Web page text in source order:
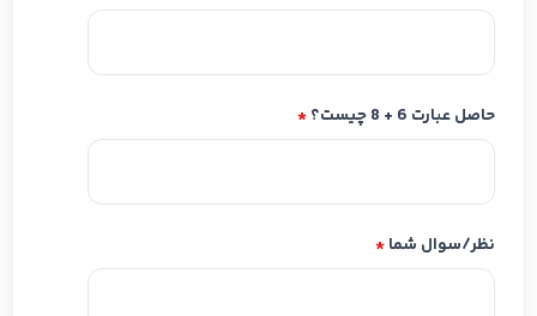
حاصل عبارت 6 + 8 چیست؟ *
نظر/سوال شما*